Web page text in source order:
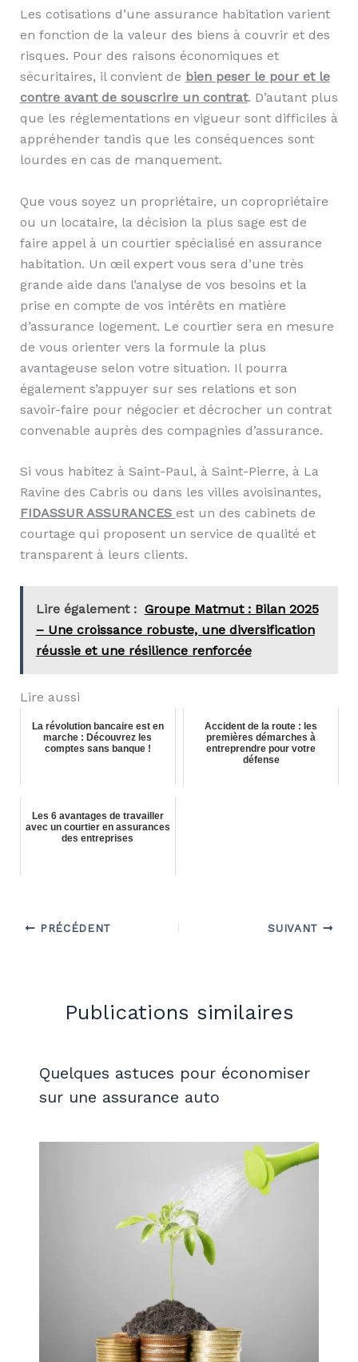
Les cotisations d’une assurance habitation varient
en fonction de la valeur des biens à couvrir et des
risques. Pour des raisons économiques et
sécuritaires, il convient de bien peser le pour et le
contre avant de souscrire un contrat. D’autant plus
que les réglementations en vigueur sont difficiles à
appréhender tandis que les conséquences sont
lourdes en cas de manquement.
Que vous soyez un propriétaire, un copropriétaire
ou un locataire, la décision la plus sage est de
faire appel à un courtier spécialisé en assurance
habitation. Un œil expert vous sera d’une très
grande aide dans l’analyse de vos besoins et la
prise en compte de vos intérêts en matière
d’assurance logement. Le courtier sera en mesure
de vous orienter vers la formule la plus
avantageuse selon votre situation. Il pourra
également s’appuyer sur ses relations et son
savoir-faire pour négocier et décrocher un contrat
convenable auprès des compagnies d’assurance.
Si vous habitez à Saint-Paul, à Saint-Pierre, à La
Ravine des Cabris ou dans les villes avoisinantes,
FIDASSUR ASSURANCES est un des cabinets de
courtage qui proposent un service de qualité et
transparent à leurs clients.
Lire également : Groupe Matmut : Bilan 2025
– Une croissance robuste, une diversification
réussie et une résilience renforcée
Lire aussi
La révolution bancaire est en
marche : Découvrez les
comptes sans banque !
Accident de la route : les
premières démarches à
entreprendre pour votre
défense
Les 6 avantages de travailler
avec un courtier en assurances
des entreprises
PRÉCÉDENT SUIVANT
Publications similaires
Quelques astuces pour économiser
sur une assurance auto